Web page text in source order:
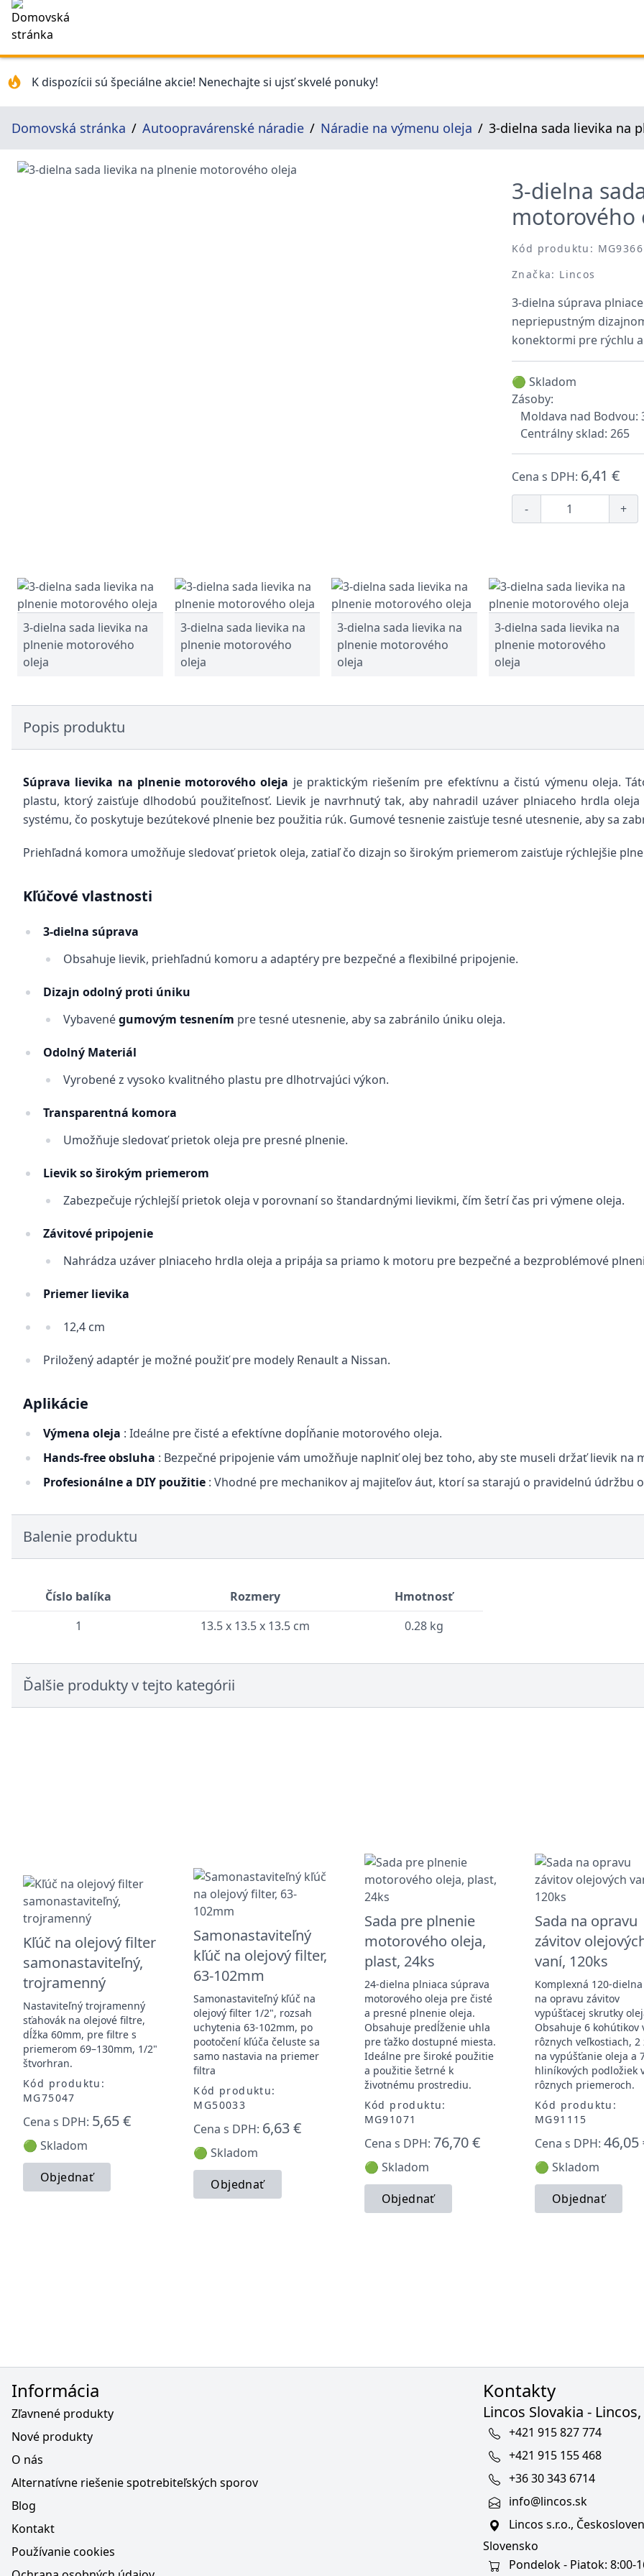
K dispozícii sú špeciálne akcie! Nenechajte si ujsť skvelé ponuky!
Domovská stránka Autoopravárenské náradie Náradie na výmenu oleja 3-dielna sada lievika na
3-dielna
motorového
Kód produktu:
Značka: Lincos
3-dielna súprava
nepriepustným
konektormi pre rýchlu
🟢 Skladom
Zásoby:
Moldava nad Bodvou:
Centrálny sklad: 265
Cena s DPH: 6,41 €
- +
3-dielna sada lievika na
plnenie motorového
oleja
3-dielna sada lievika na
plnenie motorového
oleja
3-dielna sada lievika na
plnenie motorového
oleja
3-dielna sada lievika na
plnenie motorového
oleja
Popis produktu
Súprava lievika na plnenie motorového oleja je praktickým riešením pre efektívnu a čistú výmenu oleja.
plastu, ktorý zaisťuje dlhodobú použiteľnosť. Lievik je navrhnutý tak, aby nahradil uzáver plniaceho hrdla
systému, čo poskytuje bezútekové plnenie bez použitia rúk. Gumové tesnenie zaisťuje tesné utesnenie, aby sa
Priehľadná komora umožňuje sledovať prietok oleja, zatiaľ čo dizajn so širokým priemerom zaisťuje rýchlejšie
Kľúčové vlastnosti
3-dielna súprava
Obsahuje lievik, priehľadnú komoru a adaptéry pre bezpečné a flexibilné pripojenie.
Dizajn odolný proti úniku
Vybavenégumovým tesnením pre tesné utesnenie, aby sa zabránilo úniku oleja.
Odolný Materiál
Vyrobené z vysoko kvalitného plastu pre dlhotrvajúci výkon.
Transparentná komora
Umožňuje sledovať prietok oleja pre presné plnenie.
Lievik so širokým priemerom
Zabezpečuje rýchlejší prietok oleja v porovnaní so štandardnými lievikmi, čím šetrí čas pri výmene oleja.
Závitové pripojenie
Nahrádza uzáver plniaceho hrdla oleja a pripája sa priamo k motoru pre bezpečné a bezproblémové
Priemer lievika
12,4 cm
Priložený adaptér je možné použiť pre modely Renault a Nissan.
Aplikácie
Výmena oleja : Ideálne pre čisté a efektívne dopĺňanie motorového oleja.
Hands-free obsluha : Bezpečné pripojenie vám umožňuje naplniť olej bez toho, aby ste museli držať lievik na
Profesionálne a DIY použitie : Vhodné pre mechanikov aj majiteľov áut, ktorí sa starajú o pravidelnú údržbu
Balenie produktu
Číslo balíka Rozmery
Hmotnosť
1
13.5 x 13.5 x 13.5 cm 0.28 kg
Ďalšie produkty v tejto kategórii
Kľúč na olejový filter
samonastaviteľný,
trojramenný
Nastaviteľný trojramenný
sťahovák na olejové filtre,
dĺžka 60mm, pre filtre s
priemerom 69–130mm, 1/2"
štvorhran.
Kód produktu:
MG75047
Cena s DPH: 5,65 €
🟢 Skladom
Objednať
Samonastaviteľný
kľúč na olejový filter,
63-102mm
Samonastaviteľný kľúč na
olejový filter 1/2", rozsah
uchytenia 63-102mm, po
pootočení kľúča čeluste sa
samo nastavia na priemer
filtra
Kód produktu:
MG50033
Cena s DPH: 6,63 €
🟢 Skladom
Objednať
Sada pre plnenie
motorového oleja,
plast, 24ks
24-dielna plniaca súprava
motorového oleja pre čisté
a presné plnenie oleja.
Obsahuje predĺženie uhla
pre ťažko dostupné miesta.
Ideálne pre široké použitie
a použitie šetrné k
životnému prostrediu.
Kód produktu:
MG91071
Cena s DPH: 76,70 €
🟢 Skladom
Objednať
Sada na opravu
závitov
vaní, 120ks
Komplexná 120-
na opravu závitov
vypúšťacej skrutky
Obsahuje 6 kohútikov
rôznych veľkostiach, 2
na vypúšťanie oleja a
hliníkových podložiek
rôznych priemeroch.
Kód produktu:
MG91115
Cena s DPH: 46,05
🟢 Skladom
Objednať
Informácia
Zľavnené produkty
Nové produkty
O nás
Alternatívne riešenie spotrebiteľských sporov
Blog
Kontakt
Používanie cookies
Kontakty
Lincos Slovakia -
+421 915 827 774
+421 915 155 468
+36 30 343 6714
info@lincos.sk
Lincos s.r.o.,
Slovensko
Pondelok - Piatok: 8:00-